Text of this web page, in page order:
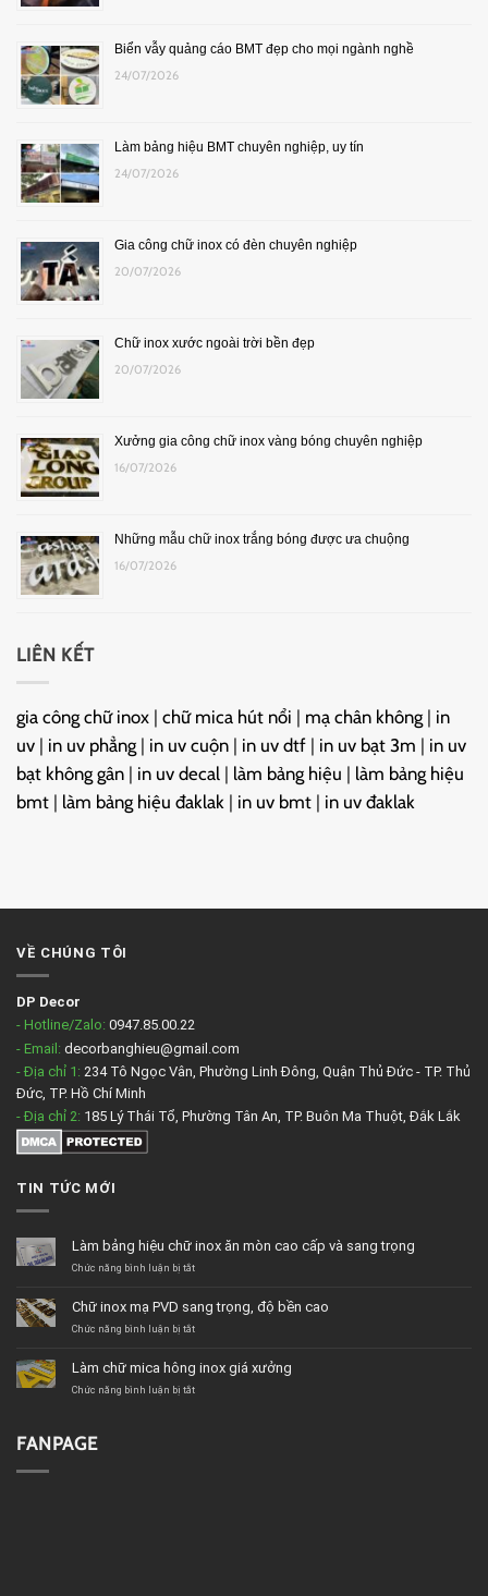
Biển vẫy quảng cáo BMT đẹp cho mọi ngành nghề
24/07/2026
Làm bảng hiệu BMT chuyên nghiệp, uy tín
24/07/2026
Gia công chữ inox có đèn chuyên nghiệp
20/07/2026
Chữ inox xước ngoài trời bền đẹp
20/07/2026
Xưởng gia công chữ inox vàng bóng chuyên nghiệp
16/07/2026
Những mẫu chữ inox trắng bóng được ưa chuộng
16/07/2026
LIÊN KẾT
gia công chữ inox | chữ mica hút nổi | mạ chân không | in
uv | in uv phẳng | in uv cuộn | in uv dtf | in uv bạt 3m | in uv
bạt không gân | in uv decal | làm bảng hiệu | làm bảng hiệu
bmt | làm bảng hiệu đaklak | in uv bmt | in uv đaklak
VỀ CHÚNG TÔI
DP Decor
- Hotline/Zalo: 0947.85.00.22
- Email: decorbanghieu@gmail.com
- Địa chỉ 1: 234 Tô Ngọc Vân, Phường Linh Đông, Quận Thủ Đức - TP. Thủ
Đức, TP. Hồ Chí Minh
- Địa chỉ 2: 185 Lý Thái Tổ, Phường Tân An, TP. Buôn Ma Thuột, Đắk Lắk
TIN TỨC MỚI
Làm bảng hiệu chữ inox ăn mòn cao cấp và sang trọng
Chức năng bình luận bị tắtở
hiệu
chữ
mòn
cao
Chữ inox mạ PVD sang trọng, độ bền cao
Chức năng bình luận bị tắtở
mạ
PVD
Làm chữ mica hông inox giá xưởng
Chức năng bình luận bị tắtở
FANPAGE